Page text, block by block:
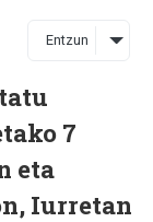
Entzun
7
eta
Iurretan